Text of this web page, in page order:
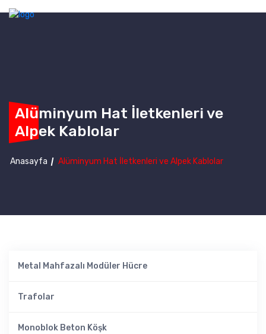
Alüminyum Hat İletkenleri ve
Alpek Kablolar
Anasayfa Alüminyum Hat İletkenleri ve Alpek Kablolar
Metal Mahfazalı Modüler Hücre
Trafolar
Monoblok Beton Köşk